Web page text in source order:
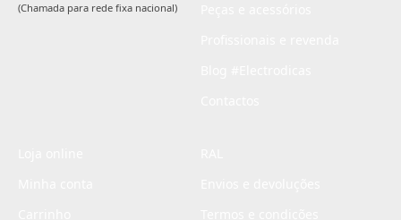
(Chamada para rede fixa nacional)